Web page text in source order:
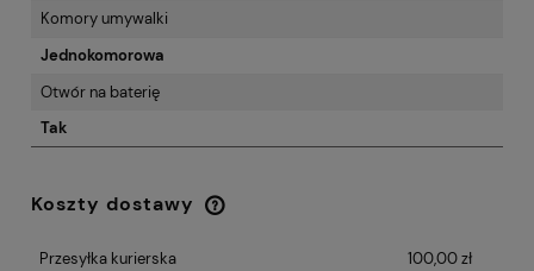
Komory umywalki
Jednokomorowa
Otwór na baterię
Tak
Koszty dostawy
Cena nie zawiera ewentualnych kosztów
Przesyłka kurierska
100,00 zł